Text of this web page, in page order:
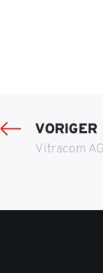
VORIGER
Vitracom